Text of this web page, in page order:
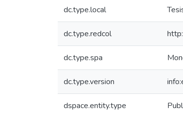
dc.type.local
dc.type.redcol
dc.type.spa
dc.type.version
dspace.entity.type